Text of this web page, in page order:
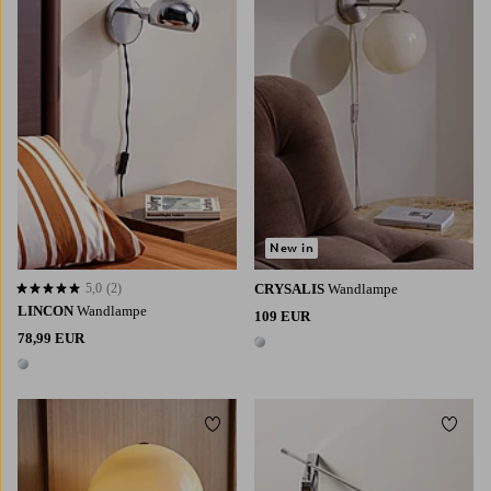
LINCON Wandlampe
78,99 EUR
1 Farbe
5,0 basierend auf 2 Bewertungen
5,0 (2) CRYSALIS Wandlampe
109 EUR
1 Farbe
New in
Zu Favoriten hinzufügen Zu